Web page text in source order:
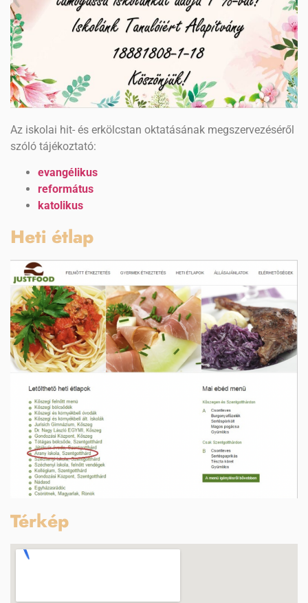
Az iskolai hit- és erkölcstan oktatásának megszervezéséről
szóló tájékoztató:
evangélikus
református
katolikus
Heti étlap
Térkép